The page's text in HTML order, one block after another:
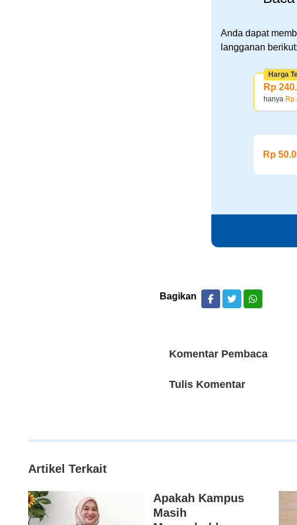
Anda dapat
langganan berikut:
Rp
hanya Rp
Harga
Rp
Bagikan
Komentar Pembaca
Tulis Komentar
Artikel Terkait
Apakah Kampus
Masih